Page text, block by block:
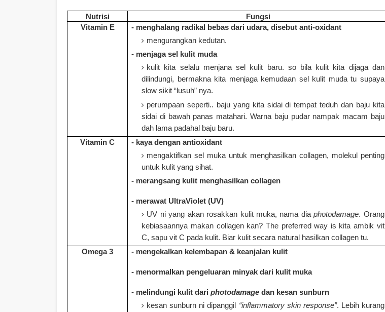
Nutrisi
Fungsi
Vitamin E
- menghalang radikal bebas dari udara, disebut anti-oxidant
mengurangkan kedutan.
- menjaga sel kulit muda
kulit kita selalu menjana sel kulit baru. so bila kulit kita dijaga dan
dilindungi, bermakna kita menjaga kemudaan sel kulit muda tu supaya
slow sikit “lusuh” nya.
perumpaan seperti.. baju yang kita sidai di tempat teduh dan baju kita
sidai di bawah panas matahari. Warna baju pudar nampak macam baju
dah lama padahal baju baru.
Vitamin C
- kaya dengan antioxidant
mengaktifkan sel muka untuk menghasilkan collagen, molekul penting
untuk kulit yang sihat.
- merangsang kulit menghasilkan collagen
- merawat UltraViolet (UV)
UV ni yang akan rosakkan kulit muka, nama diaphotodamage. Orang
kebiasaannya makan collagen kan? The preferred way is kita ambik vit
C, sapu vit C pada kulit. Biar kulit secara natural hasilkan collagen tu.
Omega 3
- mengekalkan kelembapan & keanjalan kulit
- menormalkan pengeluaran minyak dari kulit muka
- melindungi kulit dariphotodamage dan kesan sunburn
kesan sunburn ni dipanggil “inflammatory skin response”. Lebih kurang